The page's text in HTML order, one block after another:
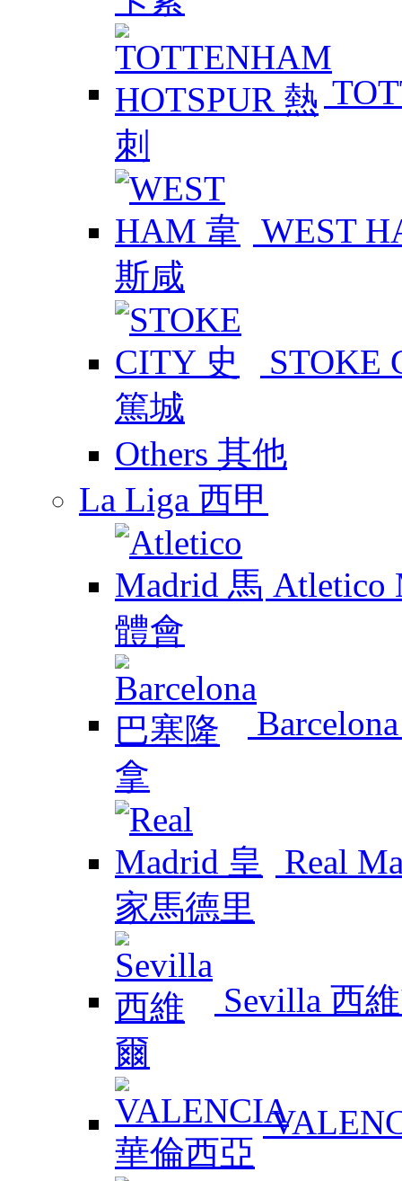
WEST
STOKE
Others 其他
La Liga 西甲
Atletico
Real
Sevilla 西